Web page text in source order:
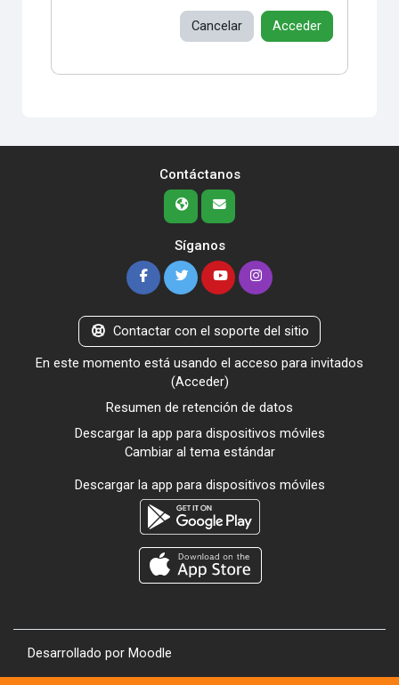
Cancelar Acceder
Contáctanos
Síganos
Contactar con el soporte del sitio
En este momento está usando el acceso para invitados
(Acceder)
Resumen de retención de datos
Descargar la app para dispositivos móviles
Cambiar al tema estándar
Descargar la app para dispositivos móviles
Desarrollado por Moodle